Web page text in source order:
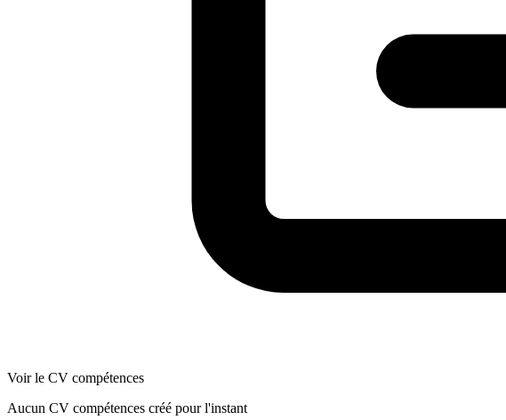
Voir le CV compétences
Aucun CV compétences créé pour l'instant